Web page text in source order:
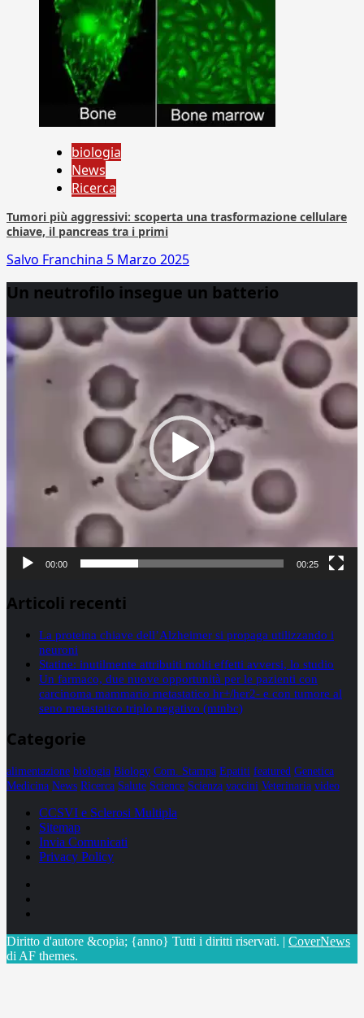
biologia
News
Ricerca
Tumori più aggressivi: scoperta una trasformazione cellulare
chiave, il pancreas tra i primi
Salvo Franchina 5 Marzo 2025
Un neutrofilo insegue un batterio
Player
00:00 00:25
Articoli recenti
La proteina chiave dell’Alzheimer si propaga utilizzando i
neuroni
Statine: inutilmente attribuiti molti effetti avversi, lo studio
Un farmaco, due nuove opportunità per le pazienti con
carcinoma mammario metastatico hr+/her2- e con tumore al
seno metastatico triplo negativo (mtnbc)
Categorie
alimentazione biologia Biology Com. Stampa Epatiti featured Genetica
Medicina News Ricerca Salute Science Scienza vaccini Veterinaria video
CCSVI e Sclerosi Multipla
Sitemap
Invia Comunicati
Privacy Policy
Diritto d'autore &copia; {anno} Tutti i diritti riservati. | CoverNews
di AF themes.